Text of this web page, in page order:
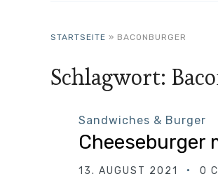
STARTSEITE » BACONBURGER
Schlagwort:
Sandwiches & Burger
Cheeseburger
13. AUGUST 2021 0